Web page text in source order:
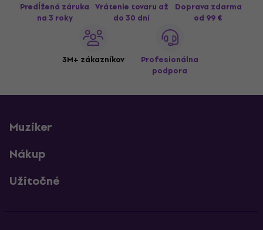
Predĺžená záruka
na 3 roky
Vrátenie tovaru až
do 30 dní
Doprava zdarma
od 99 €
3M+ zákazníkov
Profesionálna
podpora
Muziker
Nákup
Užitočné